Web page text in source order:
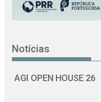
Notícias
AGI OPEN HOUSE 26